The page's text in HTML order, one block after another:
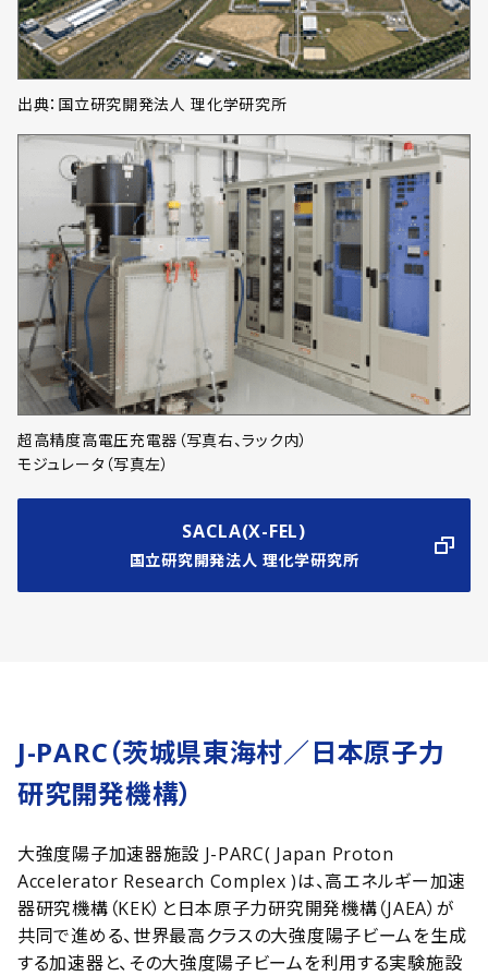
出典：国立研究開発法人 理化学研究所
超高精度高電圧充電器（写真右、ラック内）
モジュレータ（写真左）
SACLA(X-FEL)
国立研究開発法人 理化学研究所
J-PARC（茨城県東海村／日本原子力
研究開発機構）
大強度陽子加速器施設 J-PARC( Japan Proton
Accelerator Research Complex )は、高エネルギー加速
器研究機構（KEK）と日本原子力研究開発機構（JAEA）が
共同で進める、世界最高クラスの大強度陽子ビームを生成
する加速器と、その大強度陽子ビームを利用する実験施設